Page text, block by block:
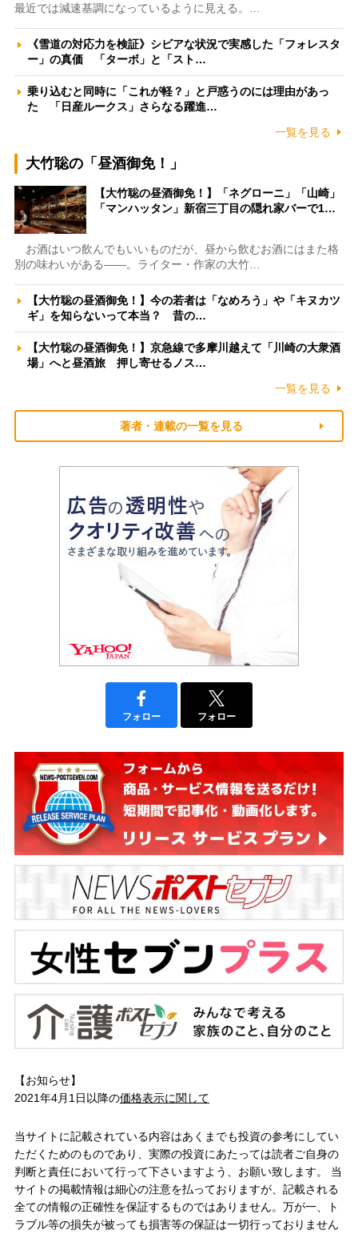
最近では減速基調になっているように見える。…
《雪道の対応力を検証》シビアな状況で実感した「フォレスタ
ー」の真価 「ターボ」と「スト…
乗り込むと同時に「これが軽？」と戸惑うのには理由があっ
た 「日産ルークス」さらなる躍進…
一覧を見る
大竹聡の「昼酒御免！」
【大竹聡の昼酒御免！】「ネグローニ」「山崎」
「マンハッタン」新宿三丁目の隠れ家バーで1…
お酒はいつ飲んでもいいものだが、昼から飲むお酒にはまた格
別の味わいがある――。ライター・作家の大竹…
【大竹聡の昼酒御免！】今の若者は「なめろう」や「キヌカツ
ギ」を知らないって本当？ 昔の…
【大竹聡の昼酒御免！】京急線で多摩川越えて「川崎の大衆酒
場」へと昼酒旅 押し寄せるノス…
一覧を見る
著者・連載の一覧を見る
フォロー フォロー
【お知らせ】
2021年4月1日以降の価格表示に関して
当サイトに記載されている内容はあくまでも投資の参考にしてい
ただくためのものであり、実際の投資にあたっては読者ご自身の
判断と責任において行って下さいますよう、お願い致します。 当
サイトの掲載情報は細心の注意を払っておりますが、記載される
全ての情報の正確性を保証するものではありません。万が一、ト
ラブル等の損失が被っても損害等の保証は一切行っておりません